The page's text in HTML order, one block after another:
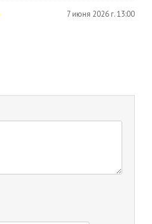
7 июня 2026 г. 13:00